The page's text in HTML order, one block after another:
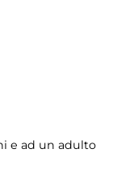
e ad un adulto